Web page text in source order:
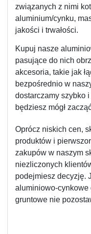
związanych z nimi
aluminium/cynku,
jakości i trwałości.
Kupuj nasze
pasujące do nich
akcesoria, takie jak
bezpośrednio w
dostarczamy szybko
będziesz mógł
Oprócz niskich cen,
produktów i
zakupów w naszym
niezliczonych
podejmiesz decyzję.
aluminiowo-cynkowe
gruntowe nie